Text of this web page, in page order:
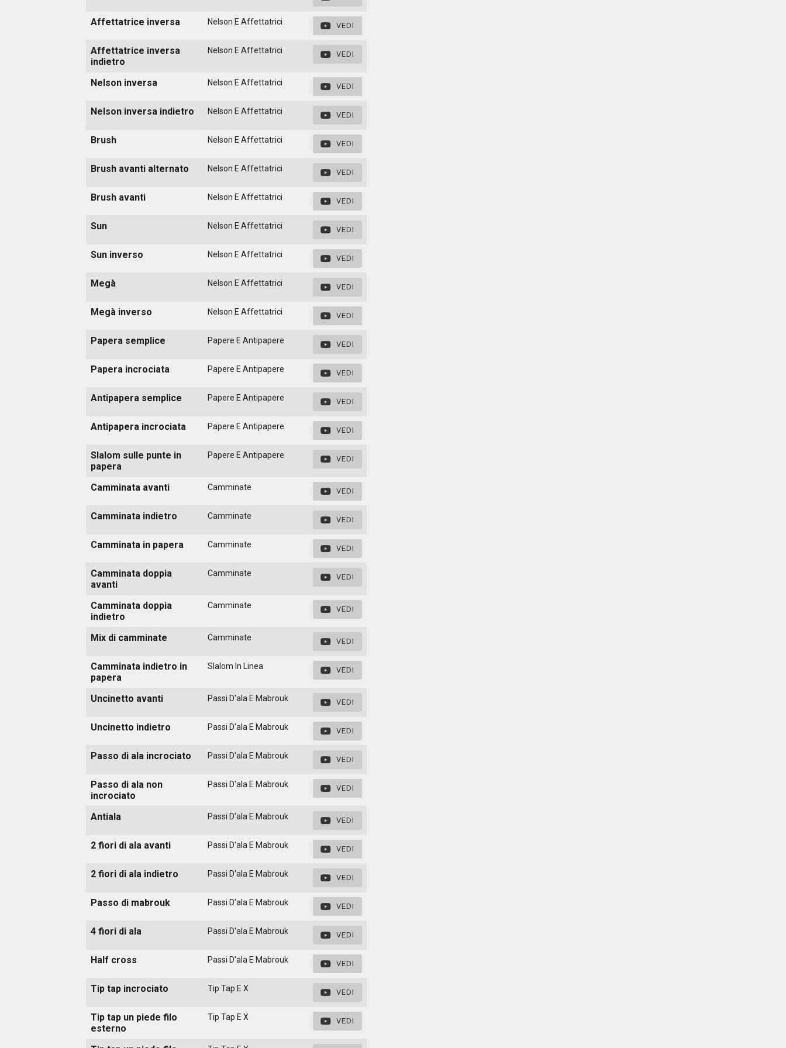
Affettatrice inversa Nelson E Affettatrici VEDI
Affettatrice inversa
indietro
Nelson E Affettatrici VEDI
Nelson inversa Nelson E Affettatrici VEDI
Nelson inversa indietro Nelson E Affettatrici VEDI
Brush Nelson E Affettatrici VEDI
Brush avanti alternato Nelson E Affettatrici VEDI
Brush avanti Nelson E Affettatrici VEDI
Sun Nelson E Affettatrici VEDI
Sun inverso Nelson E Affettatrici VEDI
Megà Nelson E Affettatrici VEDI
Megà inverso Nelson E Affettatrici VEDI
Papera semplice Papere E Antipapere VEDI
Papera incrociata Papere E Antipapere VEDI
Antipapera semplice Papere E Antipapere VEDI
Antipapera incrociata Papere E Antipapere VEDI
Slalom sulle punte in
papera
Papere E Antipapere VEDI
Camminata avanti Camminate VEDI
Camminata indietro Camminate VEDI
Camminata in papera Camminate VEDI
Camminata doppia
avanti
Camminate VEDI
Camminata doppia
indietro
Camminate VEDI
Mix di camminate Camminate VEDI
Camminata indietro in
papera
Slalom In Linea VEDI
Uncinetto avanti Passi D'ala E Mabrouk VEDI
Uncinetto indietro Passi D'ala E Mabrouk VEDI
Passo di ala incrociato Passi D'ala E Mabrouk VEDI
Passo di ala non
incrociato
Passi D'ala E Mabrouk VEDI
Antiala Passi D'ala E Mabrouk VEDI
2 fiori di ala avanti Passi D'ala E Mabrouk VEDI
2 fiori di ala indietro Passi D'ala E Mabrouk VEDI
Passo di mabrouk Passi D'ala E Mabrouk VEDI
4 fiori di ala Passi D'ala E Mabrouk VEDI
Half cross Passi D'ala E Mabrouk VEDI
Tip tap incrociato Tip Tap E X VEDI
Tip tap un piede filo
esterno
Tip Tap E X VEDI